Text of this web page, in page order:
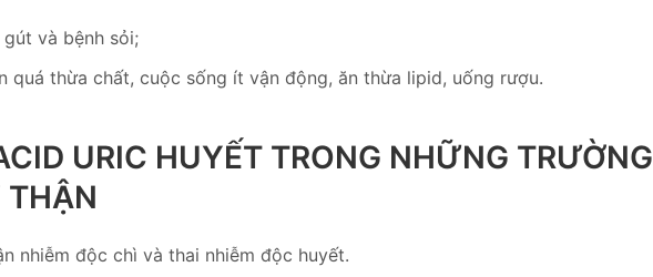
gút và bệnh sỏi;
quá thừa chất, cuộc sống ít vận động, ăn thừa lipid, uống rượu.
URIC HUYẾT TRONG NHỮNG TRƯỜNG
THẬN
nhiễm độc chì và thai nhiễm độc huyết.